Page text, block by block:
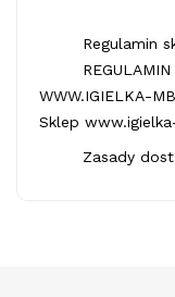
Regulamin
WWW.IGIELKA-
Sklep
Zasady